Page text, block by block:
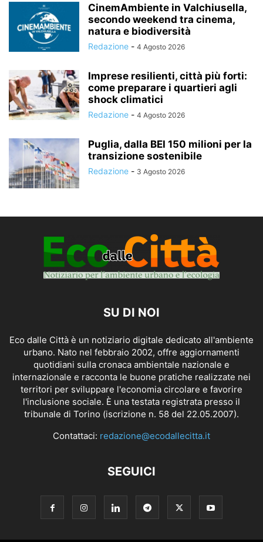
CinemAmbiente in Valchiusella,
secondo weekend tra cinema,
natura e biodiversità
Redazione - 4 Agosto 2026
Imprese resilienti, città più forti:
come preparare i quartieri agli
shock climatici
Redazione - 4 Agosto 2026
Puglia, dalla BEI 150 milioni per la
transizione sostenibile
Redazione - 3 Agosto 2026
SU DI NOI
Eco dalle Città è un notiziario digitale dedicato all'ambiente
urbano. Nato nel febbraio 2002, offre aggiornamenti
quotidiani sulla cronaca ambientale nazionale e
internazionale e racconta le buone pratiche realizzate nei
territori per sviluppare l'economia circolare e favorire
l'inclusione sociale. È una testata registrata presso il
tribunale di Torino (iscrizione n. 58 del 22.05.2007).
Contattaci: redazione@ecodallecitta.it
SEGUICI